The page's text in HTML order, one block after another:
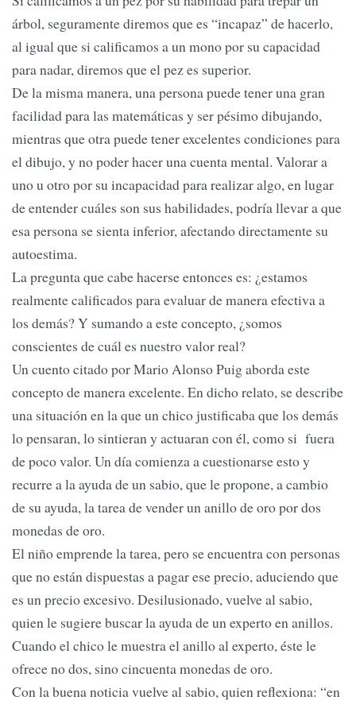
árbol, seguramente diremos que es “incapaz” de hacerlo,
al igual que si calificamos a un mono por su capacidad
para nadar, diremos que el pez es superior.
De la misma manera, una persona puede tener una gran
facilidad para las matemáticas y ser pésimo dibujando,
mientras que otra puede tener excelentes condiciones para
el dibujo, y no poder hacer una cuenta mental. Valorar a
uno u otro por su incapacidad para realizar algo, en lugar
de entender cuáles son sus habilidades, podría llevar a que
esa persona se sienta inferior, afectando directamente su
autoestima.
La pregunta que cabe hacerse entonces es: ¿estamos
realmente calificados para evaluar de manera efectiva a
los demás? Y sumando a este concepto, ¿somos
conscientes de cuál es nuestro valor real?
Un cuento citado por Mario Alonso Puig aborda este
concepto de manera excelente. En dicho relato, se describe
una situación en la que un chico justificaba que los demás
lo pensaran, lo sintieran y actuaran con él, como si fuera
de poco valor. Un día comienza a cuestionarse esto y
recurre a la ayuda de un sabio, que le propone, a cambio
de su ayuda, la tarea de vender un anillo de oro por dos
monedas de oro.
El niño emprende la tarea, pero se encuentra con personas
que no están dispuestas a pagar ese precio, aduciendo que
es un precio excesivo. Desilusionado, vuelve al sabio,
quien le sugiere buscar la ayuda de un experto en anillos.
Cuando el chico le muestra el anillo al experto, éste le
ofrece no dos, sino cincuenta monedas de oro.
Con la buena noticia vuelve al sabio, quien reflexiona: “en